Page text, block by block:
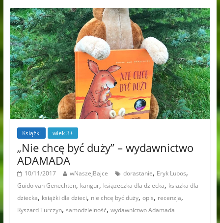
Książki wiek 3+
„Nie chcę być duży” – wydawnictwo
ADAMADA
10/11/2017 wNaszejBajce dorastanie, Eryk Lubos,
Guido van Genechten, kangur, książeczka dla dziecka, ksiażka dla
dziecka, książki dla dzieci, nie chcę być duży, opis, recenzja,
Ryszard Turczyn, samodzielność, wydawnictwo Adamada